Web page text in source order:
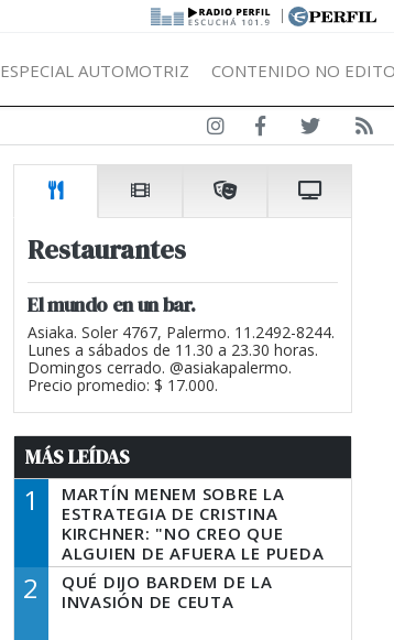
|
ESPECIAL AUTOMOTRIZ CONTENIDO NO
Restaurantes
El mundo en un bar.
Asiaka. Soler 4767, Palermo. 11.2492-8244.
Lunes a sábados de 11.30 a 23.30 horas.
Domingos cerrado. @asiakapalermo.
Precio promedio: $ 17.000.
MÁS LEÍDAS
1
MARTÍN MENEM SOBRE LA
ESTRATEGIA DE CRISTINA
KIRCHNER: "NO CREO QUE
ALGUIEN DE AFUERA LE PUEDA
DECIR A LA JUSTICIA LO QUE
TIENE QUE HACER"
2
QUÉ DIJO BARDEM DE LA
INVASIÓN DE CEUTA